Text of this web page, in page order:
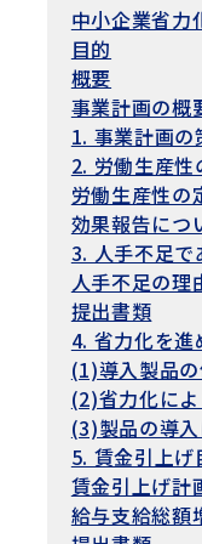
中小企業省力
目的
概要
事業計画の概
1. 事業計画の
2. 労働生産性
労働生産性の
効果報告につ
3. 人手不足で
人手不足の理
提出書類
4. 省力化を
(1)導入製品
(2)省力化に
(3)製品の導
5. 賃金引上げ
賃金引上げ計
給与支給総額